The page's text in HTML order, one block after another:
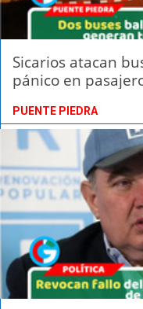
Sicarios atacan
pánico en
PUENTE PIEDRA